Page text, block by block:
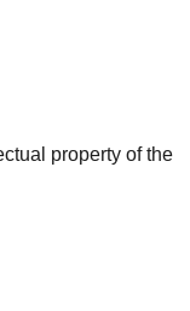
property of the